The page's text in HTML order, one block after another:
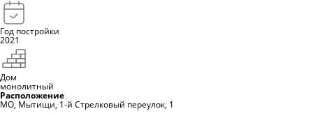
Год постройки
2021
Дом
монолитный
Расположение
МО, Мытищи, 1-й Стрелковый переулок, 1